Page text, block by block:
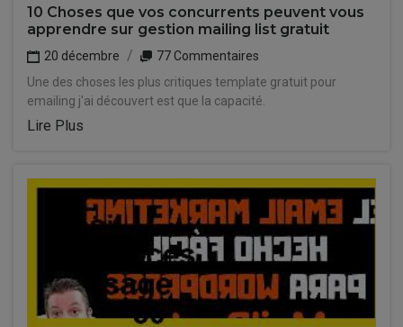
10 Choses que vos concurrents peuvent vous
apprendre sur gestion mailing list gratuit
20 décembre
77 Commentaires
Une des choses les plus critiques template gratuit pour
emailing j'ai découvert est que la capacité.
Lire Plus